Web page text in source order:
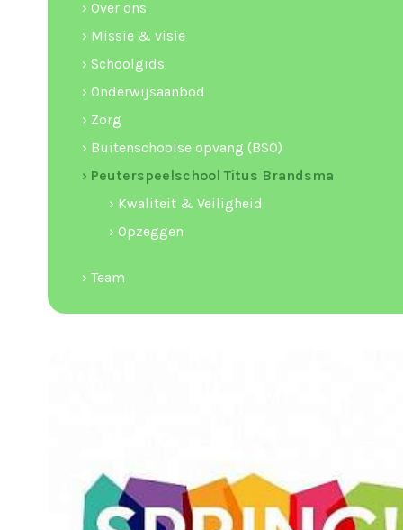
› Over ons
› Missie & visie
› Schoolgids
› Onderwijsaanbod
› Zorg
› Buitenschoolse opvang (BSO)
› Peuterspeelschool Titus Brandsma
› Kwaliteit & Veiligheid
› Opzeggen
› Team